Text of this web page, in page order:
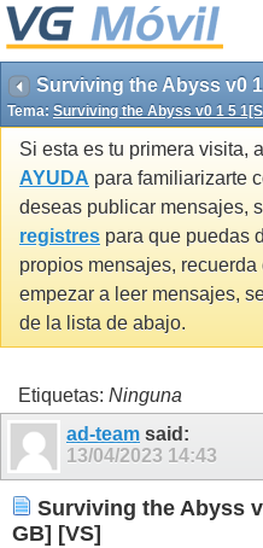
Tema: Surviving the Abyss v0 1 5
Si esta es tu primera visita,
AYUDA para familiarizarte
deseas publicar mensajes,
registres para que puedas
propios mensajes,
empezar a leer mensajes,
de la lista de abajo.
Etiquetas: Ninguna
ad-team said:
13/04/2023 14:43
Surviving the Abyss
GB] [VS]